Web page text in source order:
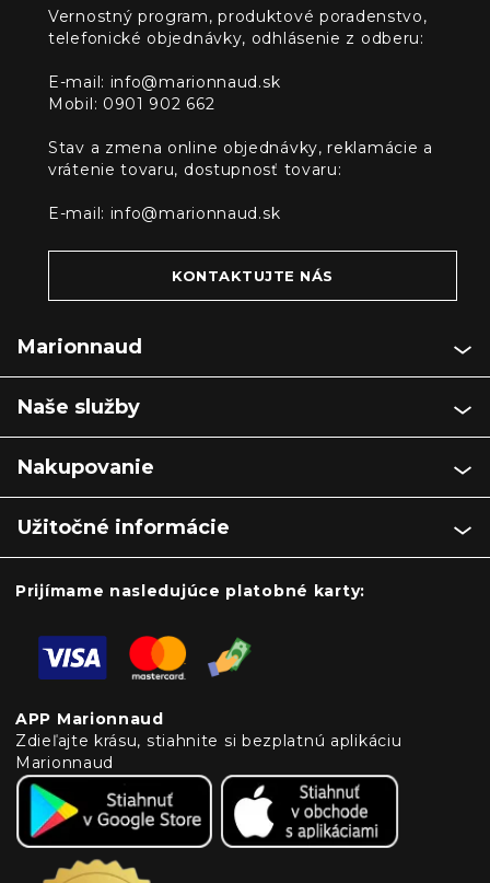
Vernostný program, produktové poradenstvo,
telefonické objednávky, odhlásenie z odberu:
E-mail: info@marionnaud.sk
Mobil: 0901 902 662
Stav a zmena online objednávky, reklamácie a
vrátenie tovaru, dostupnosť tovaru:
E-mail: info@marionnaud.sk
KONTAKTUJTE NÁS
Marionnaud
Naše služby
Nakupovanie
Užitočné informácie
Prijímame nasledujúce platobné karty:
APP Marionnaud
Zdieľajte krásu, stiahnite si bezplatnú aplikáciu
Marionnaud